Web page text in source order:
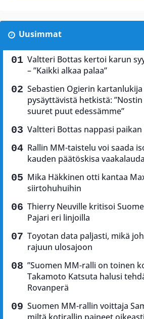
Uusimmat
Valtteri Bottas kertoi karun
– ”Kaikki alkaa palaa”
Sebastien Ogierin
pysäyttävistä hetkistä:
suuret puut edessämme”
Valtteri Bottas nappasi
Rallin MM-taistelu voi saada
kauden päätöskisa
Mika Häkkinen otti kantaa
siirtohuhuihin
Thierry Neuville kritisoi
Pajari eri linjoilla
Toyotan data paljasti, mikä
rajuun ulosajoon
”Suomen MM-ralli on toinen
Takamoto Katsuta halusi
Rovanperä
Suomen MM-rallin voittaja